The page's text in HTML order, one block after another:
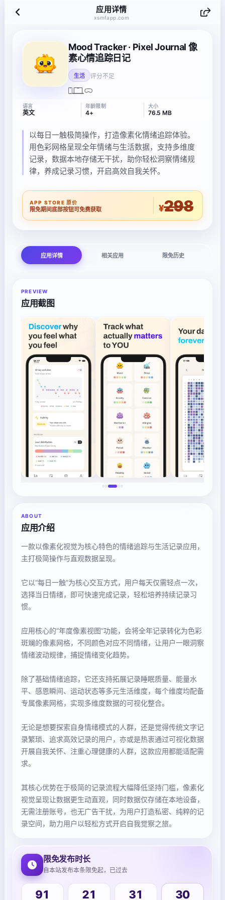
应用详情
xsmfapp.com
Mood Tracker · Pixel Journal 像
素心情追踪日记
生活 评分不足
语言
英文
年龄限制
4+
大小
76.5 MB
以每日一触极简操作，打造像素化情绪追踪体验。
用色彩网格呈现全年情绪与生活数据，支持多维度
记录，数据本地存储无干扰，助你轻松洞察情绪规
律，养成记录习惯，开启高效自我关怀。
APP STORE 原价
限免期间底部按钮可免费获取 ¥298
应用详情 相关应用 限免历史
PREVIEW
应用截图
ABOUT
应用介绍
一款以像素化视觉为核心特色的情绪追踪与生活记录应用，
主打极简操作与直观数据呈现。
它以“每日一触”为核心交互方式，用户每天仅需轻点一次，
选择当日情绪，即可快速完成记录，轻松培养持续记录习
惯。
应用核心的“年度像素视图”功能，会将全年记录转化为色彩
斑斓的像素网格，不同颜色对应不同情绪，让用户一眼洞察
情绪波动规律，捕捉情绪变化趋势。
除了基础情绪追踪，它还支持拓展记录睡眠质量、能量水
平、感恩瞬间、运动状态等多元生活维度，每个维度均配备
专属像素网格，实现多维度数据的可视化整合。
无论是想要探索自身情绪模式的人群，还是觉得传统文字记
录繁琐、追求高效记录的用户，亦或是热衷通过可视化数据
开展自我关怀、注重心理健康的人群，这款应用都能适配需
求。
其核心优势在于极简的记录流程大幅降低坚持门槛，像素化
视觉呈现让数据更生动直观，同时数据仅存储在本地设备，
无需注册账号，也无广告干扰，为用户打造私密、纯粹的记
录空间，助力用户以轻松方式开启自我觉察之旅。
限免发布时长
自本站发布本条限免起，已过去
91 21 31 31